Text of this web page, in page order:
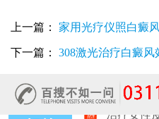
上一篇： 家用光疗仪照白癜
下一篇： 308激光治疗白癜
女性白癜风治
治疗女性皮肤病
女性白斑
女性白癜
治疗女性皮肤
女性皮肤白